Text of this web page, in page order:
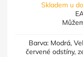
Skladem u
Barva: Modrá,
červené odstíny,